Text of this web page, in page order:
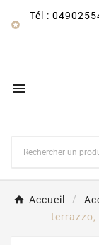

Tél :

Accueil
terrazzo,